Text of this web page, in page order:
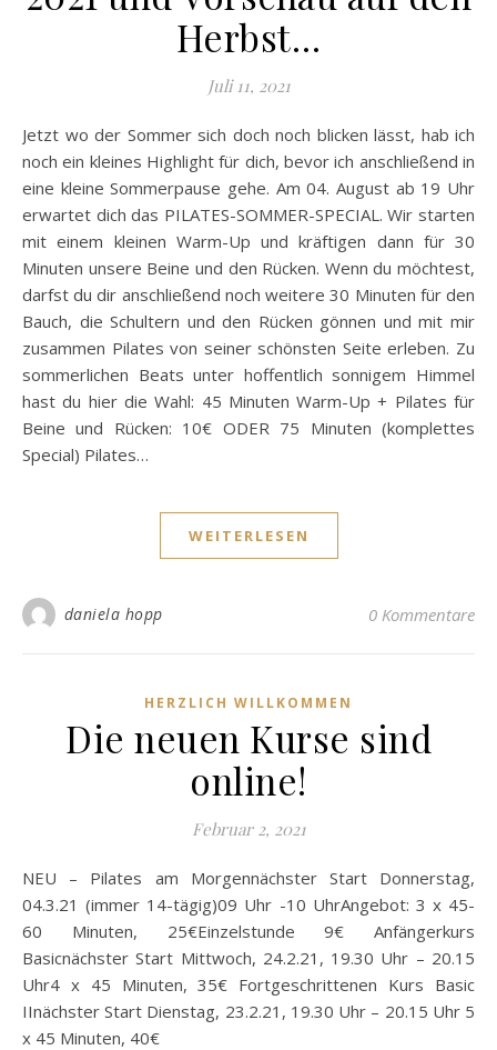
Herbst…
Juli 11, 2021
Jetzt wo der Sommer sich doch noch blicken lässt, hab ich
noch ein kleines Highlight für dich, bevor ich anschließend in
eine kleine Sommerpause gehe. Am 04. August ab 19 Uhr
erwartet dich das PILATES-SOMMER-SPECIAL. Wir starten
mit einem kleinen Warm-Up und kräftigen dann für 30
Minuten unsere Beine und den Rücken. Wenn du möchtest,
darfst du dir anschließend noch weitere 30 Minuten für den
Bauch, die Schultern und den Rücken gönnen und mit mir
zusammen Pilates von seiner schönsten Seite erleben. Zu
sommerlichen Beats unter hoffentlich sonnigem Himmel
hast du hier die Wahl: 45 Minuten Warm-Up + Pilates für
Beine und Rücken: 10€ ODER 75 Minuten (komplettes
Special) Pilates…
WEITERLESEN
daniela hopp 0 Kommentare
HERZLICH WILLKOMMEN
Die neuen Kurse sind
online!
Februar 2, 2021
NEU – Pilates am Morgennächster Start Donnerstag,
04.3.21 (immer 14-tägig)09 Uhr -10 UhrAngebot: 3 x 45-
60 Minuten, 25€Einzelstunde 9€ Anfängerkurs
Basicnächster Start Mittwoch, 24.2.21, 19.30 Uhr – 20.15
Uhr4 x 45 Minuten, 35€ Fortgeschrittenen Kurs Basic
IInächster Start Dienstag, 23.2.21, 19.30 Uhr – 20.15 Uhr 5
x 45 Minuten, 40€